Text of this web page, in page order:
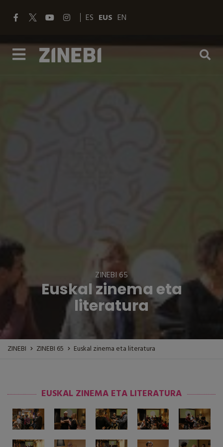
ES EUS EN
ZINEBI 65
Euskal zinema eta
literatura
ZINEBI ZINEBI 65 Euskal zinema eta literatura
EUSKAL ZINEMA ETA LITERATURA